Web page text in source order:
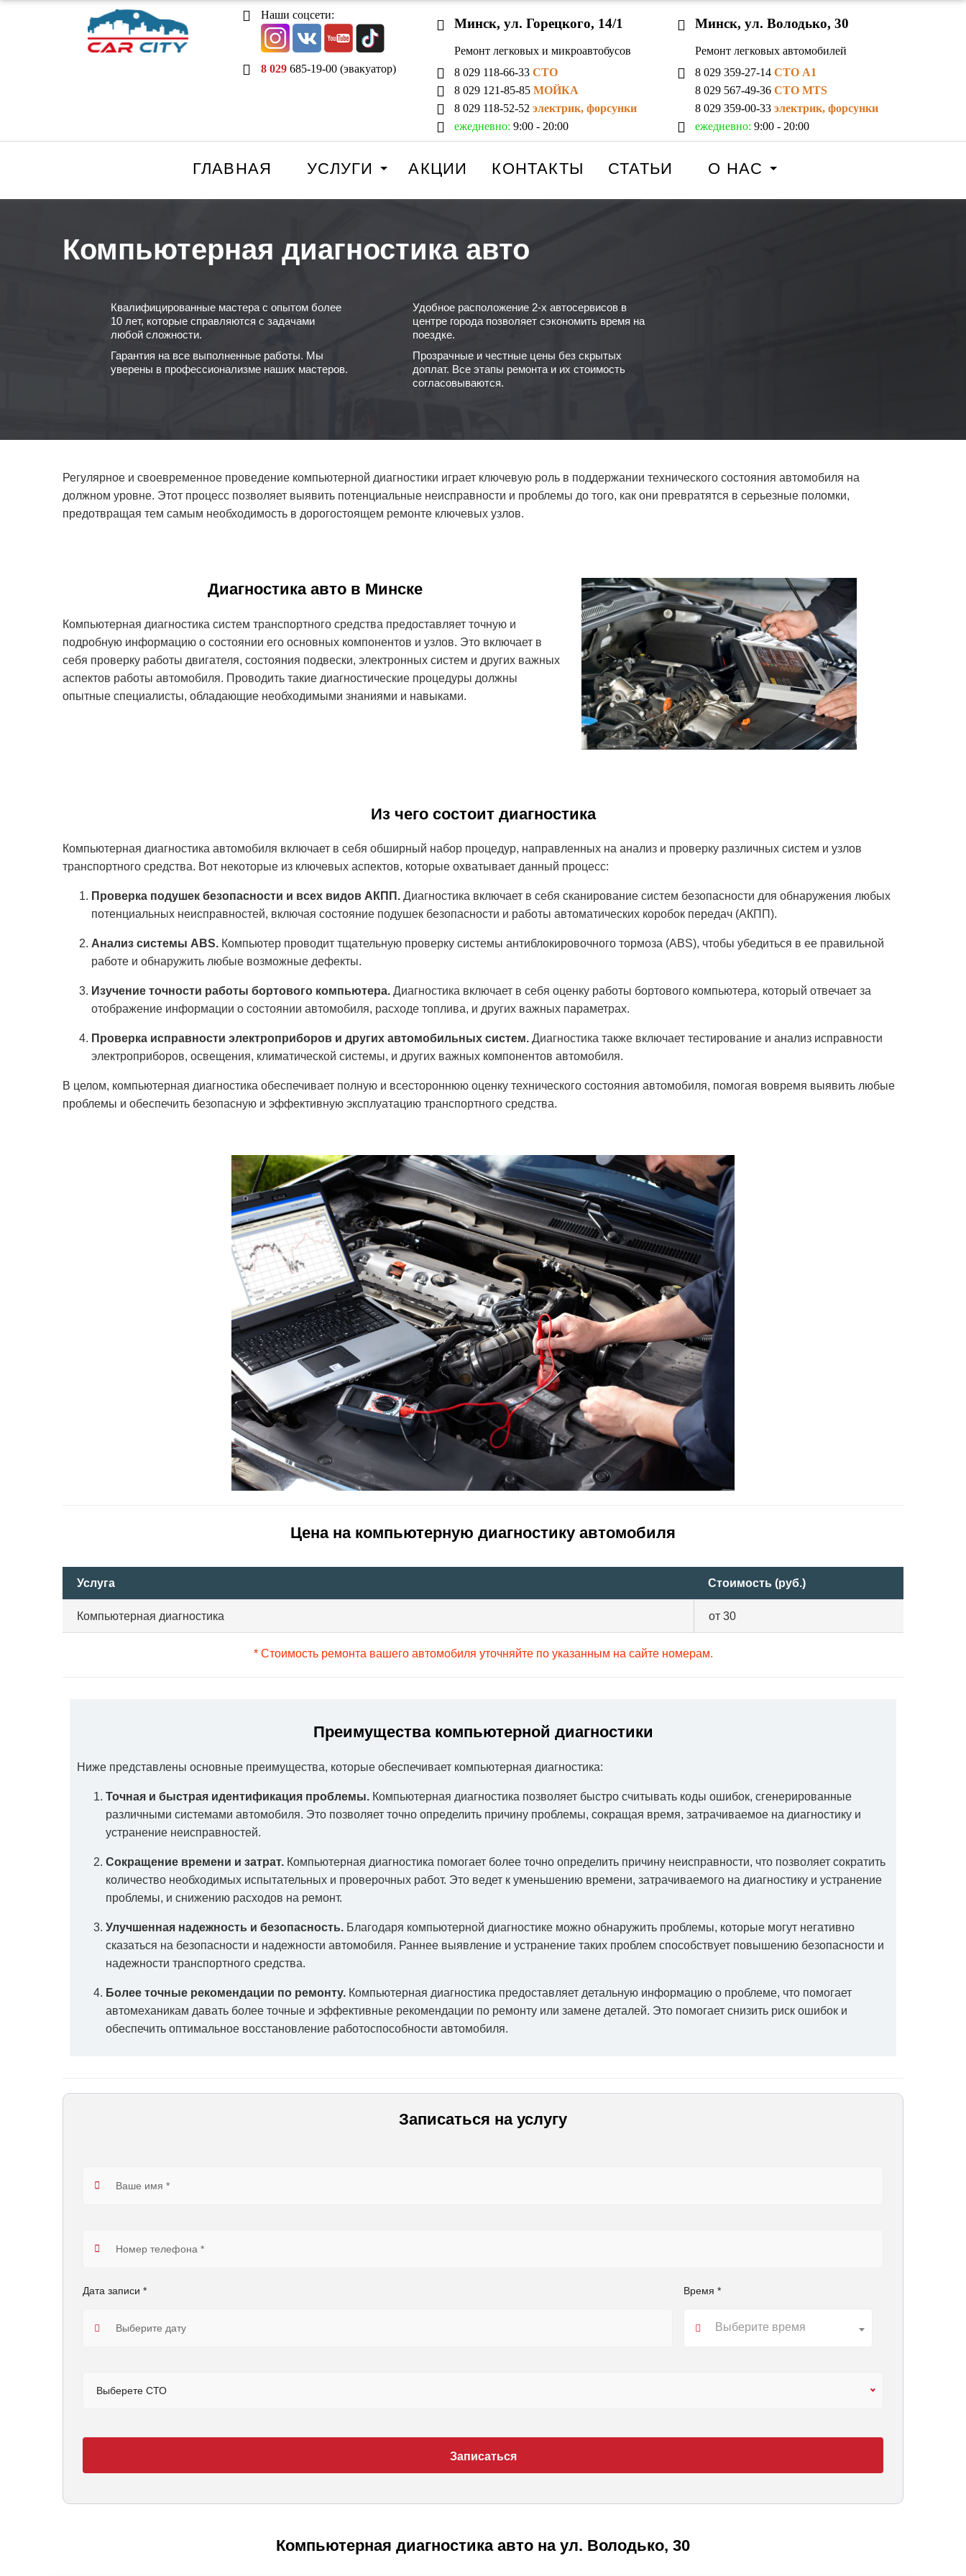
Наши соцсети:
8 029 685-19-00 (эвакуатор)
Минск, ул. Горецкого, 14/1
Ремонт легковых и микроавтобусов
8 029 118-66-33СТО
8 029 121-85-85МОЙКА
8 029 118-52-52электрик, форсунки
ежедневно:9:00 - 20:00
Минск, ул. Володько, 30
Ремонт легковых автомобилей
8 029 359-27-14СТО A1
8 029 567-49-36СТО MTS
8 029 359-00-33электрик, форсунки
ежедневно:9:00 - 20:00
ГЛАВНАЯ УСЛУГИ АКЦИИ КОНТАКТЫ СТАТЬИ О НАС
Компьютерная диагностика авто
Квалифицированные мастера с опытом более
10 лет, которые справляются с задачами
любой сложности.
Удобное расположение 2-х автосервисов в
центре города позволяет сэкономить время на
поездке.
Гарантия на все выполненные работы. Мы
уверены в профессионализме наших мастеров.
Прозрачные и честные цены без скрытых
доплат. Все этапы ремонта и их стоимость
согласовываются.
Регулярное и своевременное проведение компьютерной диагностики играет ключевую роль в поддержании технического состояния автомобиля на
должном уровне. Этот процесс позволяет выявить потенциальные неисправности и проблемы до того, как они превратятся в серьезные поломки,
предотвращая тем самым необходимость в дорогостоящем ремонте ключевых узлов.
Диагностика авто в Минске
Компьютерная диагностика систем транспортного средства предоставляет точную и
подробную информацию о состоянии его основных компонентов и узлов. Это включает в
себя проверку работы двигателя, состояния подвески, электронных систем и других важных
аспектов работы автомобиля. Проводить такие диагностические процедуры должны
опытные специалисты, обладающие необходимыми знаниями и навыками.
Из чего состоит диагностика
Компьютерная диагностика автомобиля включает в себя обширный набор процедур, направленных на анализ и проверку различных систем и узлов
транспортного средства. Вот некоторые из ключевых аспектов, которые охватывает данный процесс:
Проверка подушек безопасности и всех видов АКПП. Диагностика включает в себя сканирование систем безопасности для обнаружения любых
потенциальных неисправностей, включая состояние подушек безопасности и работы автоматических коробок передач (АКПП).
Анализ системы ABS. Компьютер проводит тщательную проверку системы антиблокировочного тормоза (ABS), чтобы убедиться в ее правильной
работе и обнаружить любые возможные дефекты.
Изучение точности работы бортового компьютера. Диагностика включает в себя оценку работы бортового компьютера, который отвечает за
отображение информации о состоянии автомобиля, расходе топлива, и других важных параметрах.
Проверка исправности электроприборов и других автомобильных систем. Диагностика также включает тестирование и анализ исправности
электроприборов, освещения, климатической системы, и других важных компонентов автомобиля.
В целом, компьютерная диагностика обеспечивает полную и всестороннюю оценку технического состояния автомобиля, помогая вовремя выявить любые
проблемы и обеспечить безопасную и эффективную эксплуатацию транспортного средства.
Цена на компьютерную диагностику автомобиля
Услуга Стоимость (руб.)
Компьютерная диагностика от 30
* Стоимость ремонта вашего автомобиля уточняйте по указанным на сайте номерам.
Преимущества компьютерной диагностики
Ниже представлены основные преимущества, которые обеспечивает компьютерная диагностика:
Точная и быстрая идентификация проблемы. Компьютерная диагностика позволяет быстро считывать коды ошибок, сгенерированные
различными системами автомобиля. Это позволяет точно определить причину проблемы, сокращая время, затрачиваемое на диагностику и
устранение неисправностей.
Сокращение времени и затрат. Компьютерная диагностика помогает более точно определить причину неисправности, что позволяет сократить
количество необходимых испытательных и проверочных работ. Это ведет к уменьшению времени, затрачиваемого на диагностику и устранение
проблемы, и снижению расходов на ремонт.
Улучшенная надежность и безопасность. Благодаря компьютерной диагностике можно обнаружить проблемы, которые могут негативно
сказаться на безопасности и надежности автомобиля. Раннее выявление и устранение таких проблем способствует повышению безопасности и
надежности транспортного средства.
Более точные рекомендации по ремонту. Компьютерная диагностика предоставляет детальную информацию о проблеме, что помогает
автомеханикам давать более точные и эффективные рекомендации по ремонту или замене деталей. Это помогает снизить риск ошибок и
обеспечить оптимальное восстановление работоспособности автомобиля.
Записаться на услугу
Дата записи * Время *
Выберите время
Выберете СТО
Записаться
Компьютерная диагностика авто на ул. Володько, 30